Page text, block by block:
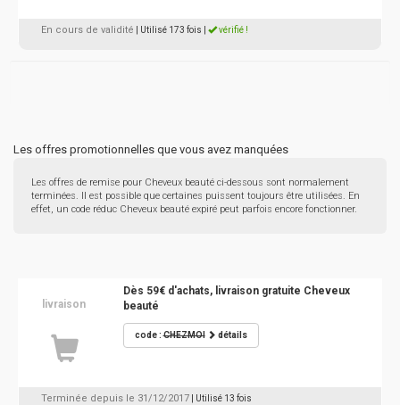
En cours de validité | Utilisé 173 fois vérifié !
Les offres promotionnelles que vous avez manquées
Les offres de remise pour Cheveux beauté ci-dessous sont normalement
terminées. Il est possible que certaines puissent toujours être utilisées. En
effet, un code réduc Cheveux beauté expiré peut parfois encore fonctionner.
livraison
Dès 59€ d'achats, livraison gratuite Cheveux
beauté
code :CHEZMOI détails
Terminée depuis le 31/12/2017 | Utilisé 13 fois